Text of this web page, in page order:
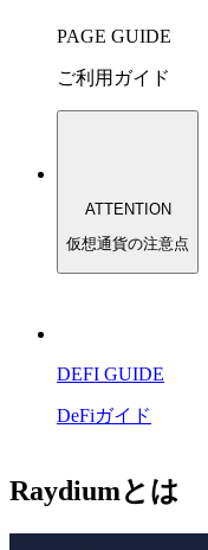
PAGE GUIDE
ご利用ガイド
ATTENTION
仮想通貨の注意点
DEFI GUIDE
DeFiガイド
Raydiumとは